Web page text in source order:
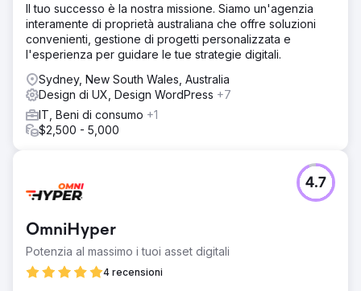
Il tuo successo è la nostra missione. Siamo un'agenzia
interamente di proprietà australiana che offre soluzioni
convenienti, gestione di progetti personalizzata e
l'esperienza per guidare le tue strategie digitali.
Sydney, New South Wales, Australia
Design di UX, Design WordPress +7
IT, Beni di consumo +1
$2,500 - 5,000
OmniHyper
Potenzia al massimo i tuoi asset digitali
4 recensioni
4.7